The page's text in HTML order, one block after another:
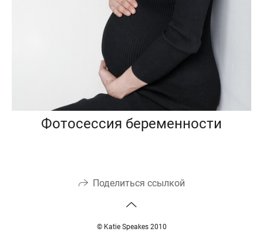
Фотосессия беременности
Поделиться ссылкой
© Katie Speakes 2010